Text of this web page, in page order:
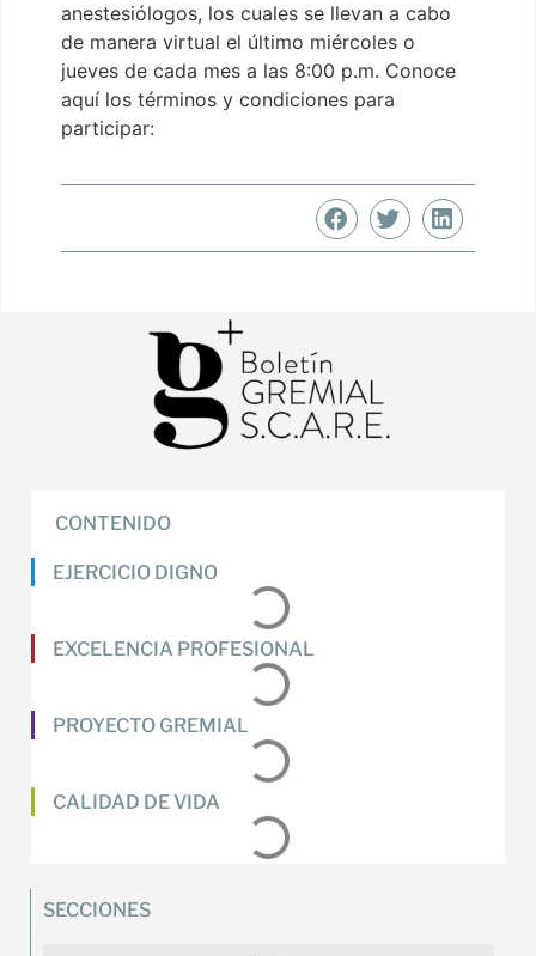
anestesiólogos, los cuales se llevan a cabo
de manera virtual el último miércoles o
jueves de cada mes a las 8:00 p.m. Conoce
aquí los términos y condiciones para
participar:
CONTENIDO
EJERCICIO DIGNO
EXCELENCIA PROFESIONAL
PROYECTO GREMIAL
CALIDAD DE VIDA
SECCIONES